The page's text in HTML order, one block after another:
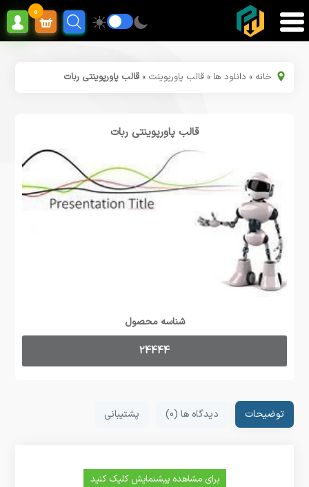
0
خانه » دانلود ها »قالب پاورپوینت »قالب پاورپوینتی ربات
قالب پاورپوینتی ربات
شناسه محصول
24444
توضیحات دیدگاه ها (0) پشتیبانی
برای مشاهده پیشنمایش کلیک کنید